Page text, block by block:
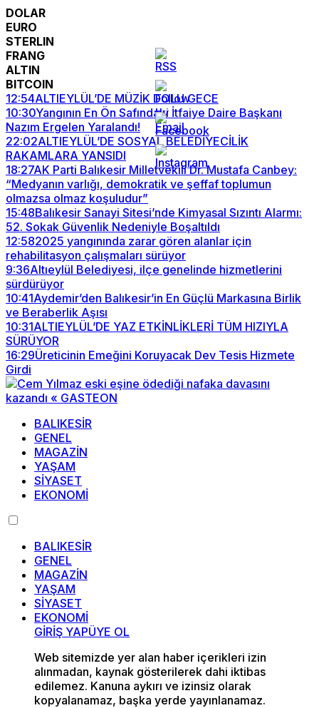
DOLAR
EURO
STERLIN
FRANG
ALTIN
BITCOIN
12:54ALTIEYLÜL’DE MÜZİK DOLU GECE
10:30Yangının En Ön Safındaki İtfaiye Daire Başkanı
Nazım Ergelen Yaralandı!
22:02ALTIEYLÜL’DE SOSYAL BELEDİYECİLİK
RAKAMLARA YANSIDI
18:27AK Parti Balıkesir Milletvekili Dr. Mustafa Canbey:
“Medyanın varlığı, demokratik ve şeffaf toplumun
olmazsa olmaz koşuludur”
15:48Balıkesir Sanayi Sitesi’nde Kimyasal Sızıntı Alarmı:
52. Sokak Güvenlik Nedeniyle Boşaltıldı
12:582025 yangınında zarar gören alanlar için
rehabilitasyon çalışmaları sürüyor
9:36Altıeylül Belediyesi, ilçe genelinde hizmetlerini
sürdürüyor
10:41Aydemir’den Balıkesir’in En Güçlü Markasına Birlik
ve Beraberlik Aşısı
10:31ALTIEYLÜL’DE YAZ ETKİNLİKLERİ TÜM HIZIYLA
SÜRÜYOR
16:29Üreticinin Emeğini Koruyacak Dev Tesis Hizmete
Girdi
BALIKESİR
GENEL
MAGAZİN
YAŞAM
SİYASET
EKONOMİ
BALIKESİR
GENEL
MAGAZİN
YAŞAM
SİYASET
EKONOMİ
GİRİŞ YAPÜYE OL
Web sitemizde yer alan haber içerikleri izin
alınmadan, kaynak gösterilerek dahi iktibas
edilemez. Kanuna aykırı ve izinsiz olarak
kopyalanamaz, başka yerde yayınlanamaz.